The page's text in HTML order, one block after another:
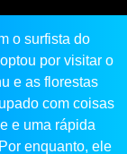
o surfista do
por visitar o
e as florestas
com coisas
e uma rápida
enquanto, ele